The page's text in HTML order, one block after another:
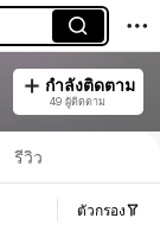
กำลังติดตาม
49 ผู้ติดตาม
รีวิว
ตัวกรอง